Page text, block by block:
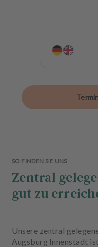
SO FINDEN SIE UNS
Zentral
gut zu
Unsere zentral
Augsburg Innenstadt